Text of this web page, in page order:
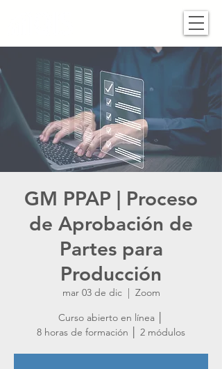
GM PPAP | Proceso
de Aprobación de
Partes para
Producción
mar 03 de dic
  |
Zoom
Curso abierto en línea │
8 horas de formación │ 2 módulos